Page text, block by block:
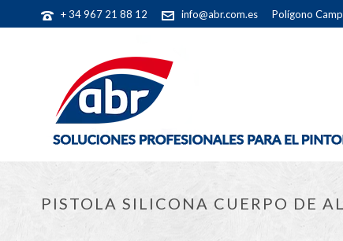
+ 34 967 21 88 12 info@abr.com.es Polígono
PISTOLA SILICONA CUERPO DE